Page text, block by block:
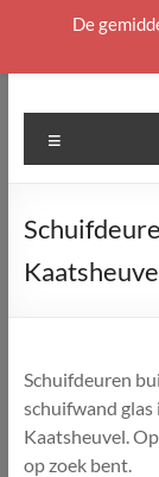
naar
Schuifdeuren
schuifwand glas
Kaatsheuvel.
op zoek bent.
De